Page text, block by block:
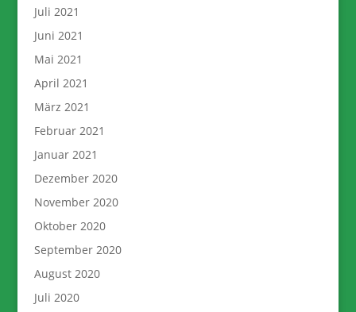
Juli 2021
Juni 2021
Mai 2021
April 2021
März 2021
Februar 2021
Januar 2021
Dezember 2020
November 2020
Oktober 2020
September 2020
August 2020
Juli 2020